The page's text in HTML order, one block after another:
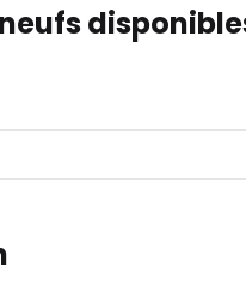
résidence unique.